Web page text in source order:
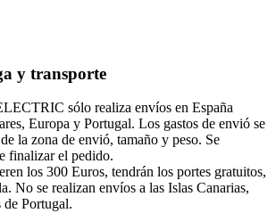
y transporte
sólo realiza envíos en España
Europa y Portugal. Los gastos de envió se
la zona de envió, tamaño y peso. Se
finalizar el pedido.
los 300 Euros, tendrán los portes gratuitos,
No se realizan envíos a las Islas Canarias,
Portugal.